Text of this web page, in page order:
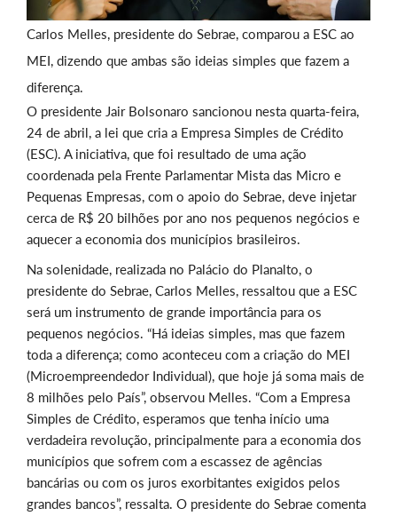
Carlos Melles, presidente do Sebrae, comparou a ESC ao
MEI, dizendo que ambas são ideias simples que fazem a
diferença.
O presidente Jair Bolsonaro sancionou nesta quarta-feira,
24 de abril, a lei que cria a Empresa Simples de Crédito
(ESC). A iniciativa, que foi resultado de uma ação
coordenada pela Frente Parlamentar Mista das Micro e
Pequenas Empresas, com o apoio do Sebrae, deve injetar
cerca de R$ 20 bilhões por ano nos pequenos negócios e
aquecer a economia dos municípios brasileiros.
Na solenidade, realizada no Palácio do Planalto, o
presidente do Sebrae, Carlos Melles, ressaltou que a ESC
será um instrumento de grande importância para os
pequenos negócios. “Há ideias simples, mas que fazem
toda a diferença; como aconteceu com a criação do MEI
(Microempreendedor Individual), que hoje já soma mais de
8 milhões pelo País”, observou Melles. “Com a Empresa
Simples de Crédito, esperamos que tenha início uma
verdadeira revolução, principalmente para a economia dos
municípios que sofrem com a escassez de agências
bancárias ou com os juros exorbitantes exigidos pelos
grandes bancos”, ressalta. O presidente do Sebrae comenta